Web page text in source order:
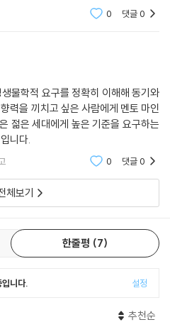
만 달러 규모의 청소년 흡연 예방 캠
가 정한 ‘승인 전략’을 고수할 것을
대 청소년에게 1)흡연은 암을 유발하
하지 않다는 메시지를 전달하려는 것
거스키는 이런 대응이 분명 실패할 것
나본 10대들은 담배를 손에 든 채 흡
게 설명할 수 있었고, 치아가 누래지
피우는 것이 멋지고 섹시하다고 생각
대들이 원하는 정보가 아니었다. 질
들이 멍청하다고 생각했기 때문에 이
생물학적 무능 모델’의 관점이다. 신경
이 있고 생각이 부족해서 자신의 행동
평가할 수 없다고 설명한다. 따라서 청
하고 어떻게 해야 하는지 배워야 한다
한다.
0 댓글0
물학적 요구를 정확히 이해해 동기와
력을 끼치고 싶은 사람에게 멘토 마인
젊은 세대에게 높은 기준을 요구하는
니다.
0 댓글0
체보기
한줄평 7
니다. 설정
추천순